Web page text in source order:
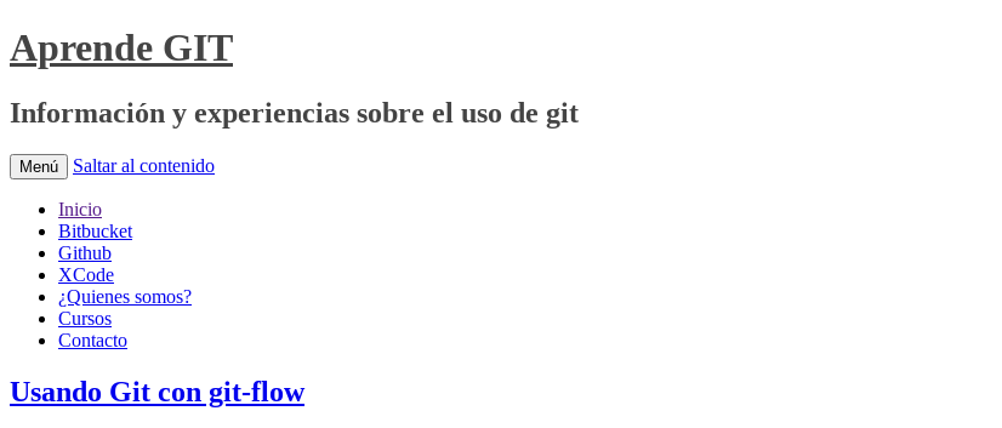
Aprende GIT
Información y experiencias sobre el uso de git
Menú Saltar al contenido
Inicio
Bitbucket
Github
XCode
¿Quienes somos?
Cursos
Contacto
Usando Git con git-flow